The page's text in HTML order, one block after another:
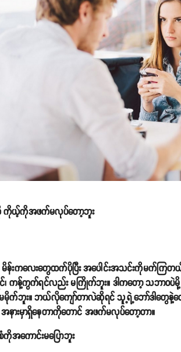
ကိုယ့်ကိုအဖက်မလုပ်တော့ဘူး
န်းကလေးတွေထက်ပိုပြီး အပေါင်းအသင်းကိုမက်ကြတ
၊ ကန့်ကွက်ရင်လည်း မကြိုက်ဘူး။ ဒါကတော့ သဘာဝ
မိုက်ဘူး။ ဘယ်လိုကျော်တာလဲဆိုရင် သူ့ရဲ့ဘော်ဒါတွေ
နားမှာရှိနေတာကိုတောင် အဖက်မလုပ်တော့တာ။
အကောင်းမပြောဘူး